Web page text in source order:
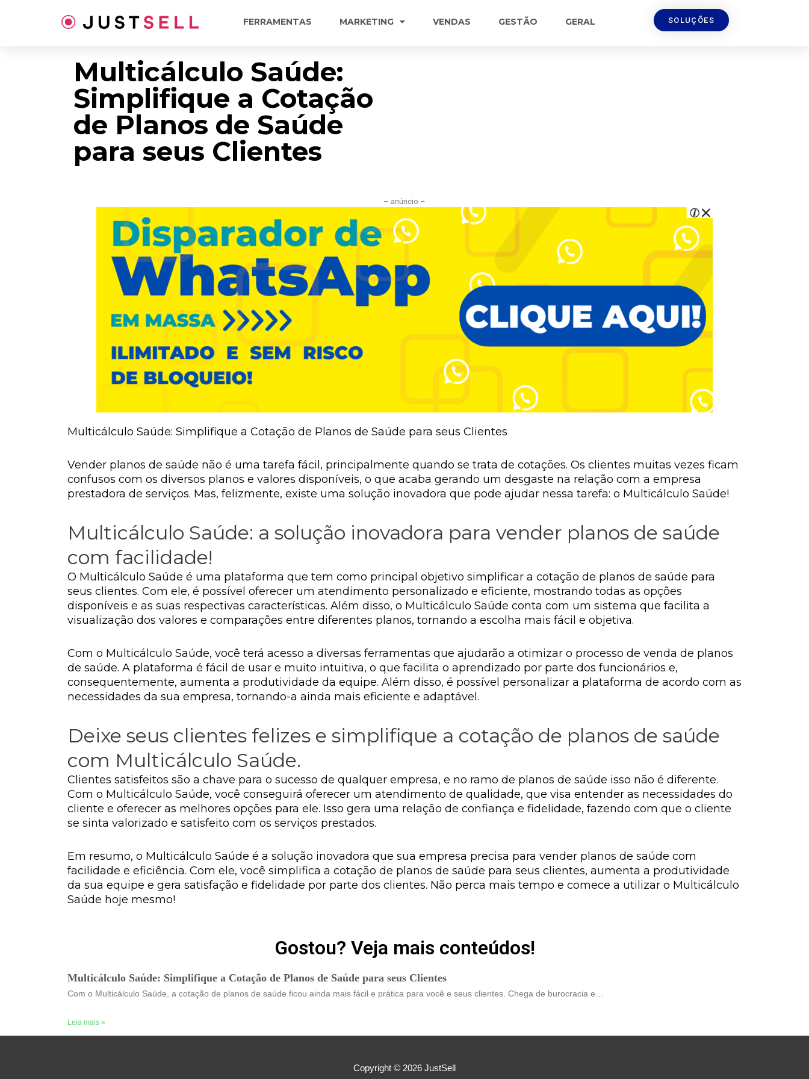
FERRAMENTAS MARKETING VENDAS GESTÃO GERAL SOLUÇÕES
Multicálculo Saúde:
Simplifique a Cotação
de Planos de Saúde
para seus Clientes
– anúncio –
Multicálculo Saúde: Simplifique a Cotação de Planos de Saúde para seus Clientes
Vender planos de saúde não é uma tarefa fácil, principalmente quando se trata de cotações. Os clientes muitas vezes ficam
confusos com os diversos planos e valores disponíveis, o que acaba gerando um desgaste na relação com a empresa
prestadora de serviços. Mas, felizmente, existe uma solução inovadora que pode ajudar nessa tarefa: o Multicálculo Saúde!
Multicálculo Saúde: a solução inovadora para vender planos de saúde
com facilidade!
O Multicálculo Saúde é uma plataforma que tem como principal objetivo simplificar a cotação de planos de saúde para
seus clientes. Com ele, é possível oferecer um atendimento personalizado e eficiente, mostrando todas as opções
disponíveis e as suas respectivas características. Além disso, o Multicálculo Saúde conta com um sistema que facilita a
visualização dos valores e comparações entre diferentes planos, tornando a escolha mais fácil e objetiva.
Com o Multicálculo Saúde, você terá acesso a diversas ferramentas que ajudarão a otimizar o processo de venda de planos
de saúde. A plataforma é fácil de usar e muito intuitiva, o que facilita o aprendizado por parte dos funcionários e,
consequentemente, aumenta a produtividade da equipe. Além disso, é possível personalizar a plataforma de acordo com as
necessidades da sua empresa, tornando-a ainda mais eficiente e adaptável.
Deixe seus clientes felizes e simplifique a cotação de planos de saúde
com Multicálculo Saúde.
Clientes satisfeitos são a chave para o sucesso de qualquer empresa, e no ramo de planos de saúde isso não é diferente.
Com o Multicálculo Saúde, você conseguirá oferecer um atendimento de qualidade, que visa entender as necessidades do
cliente e oferecer as melhores opções para ele. Isso gera uma relação de confiança e fidelidade, fazendo com que o cliente
se sinta valorizado e satisfeito com os serviços prestados.
Em resumo, o Multicálculo Saúde é a solução inovadora que sua empresa precisa para vender planos de saúde com
facilidade e eficiência. Com ele, você simplifica a cotação de planos de saúde para seus clientes, aumenta a produtividade
da sua equipe e gera satisfação e fidelidade por parte dos clientes. Não perca mais tempo e comece a utilizar o Multicálculo
Saúde hoje mesmo!
Gostou? Veja mais conteúdos!
Multicálculo Saúde: Simplifique a Cotação de Planos de Saúde para seus Clientes
Com o Multicálculo Saúde, a cotação de planos de saúde ficou ainda mais fácil e prática para você e seus clientes. Chega de burocracia e…
Leia mais »
Copyright © 2026 JustSell